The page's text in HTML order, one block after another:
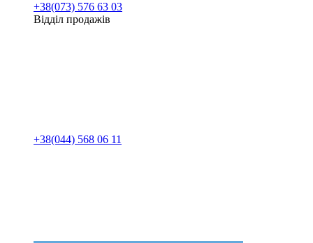
+38(073) 576 63 03
Відділ продажів
+38(044) 568 06 11